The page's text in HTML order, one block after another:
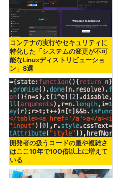
コンテナの実行やセキュリティに
特化した「システムの変更が不可
能なLinuxディストリビューショ
ン」8選
開発者の扱うコードの量や複雑さ
はここ10年で100倍以上に増えて
いる